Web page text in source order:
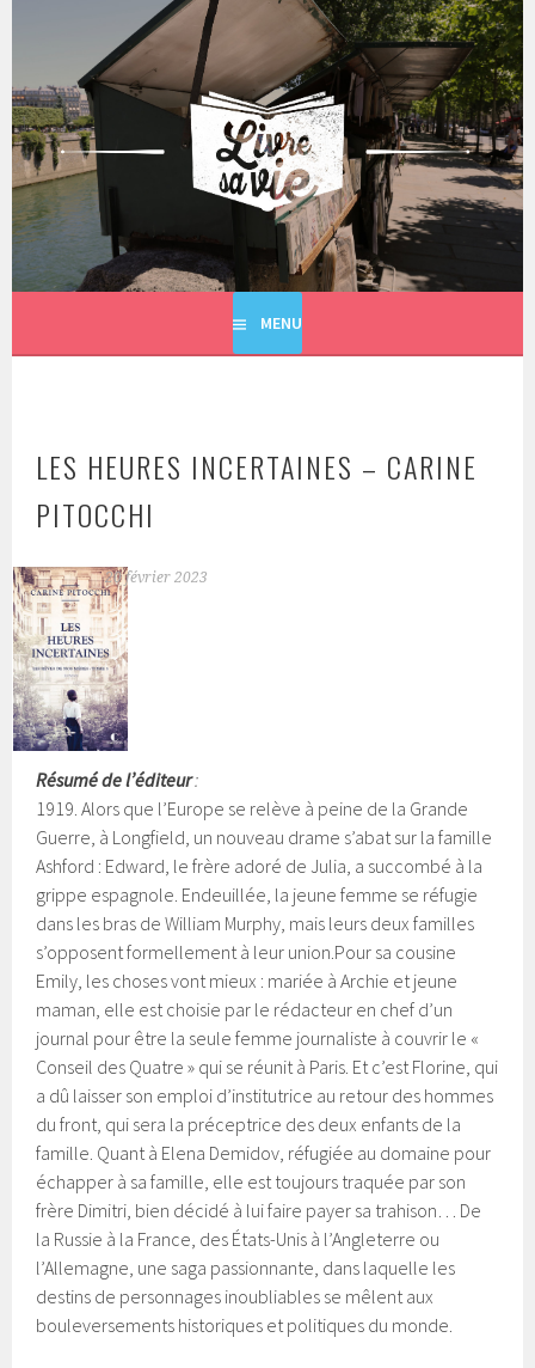
principal
LIVRE SA VIE
MENU
LES HEURES INCERTAINES – CARINE
PITOCCHI
20 février 2023
Résumé de l’éditeur:
1919. Alors que l’Europe se relève à peine de la Grande
Guerre, à Longfield, un nouveau drame s’abat sur la famille
Ashford : Edward, le frère adoré de Julia, a succombé à la
grippe espagnole. Endeuillée, la jeune femme se réfugie
dans les bras de William Murphy, mais leurs deux familles
s’opposent formellement à leur union. Pour sa cousine
Emily, les choses vont mieux : mariée à Archie et jeune
maman, elle est choisie par le rédacteur en chef d’un
journal pour être la seule femme journaliste à couvrir le «
Conseil des Quatre » qui se réunit à Paris. Et c’est Florine, qui
a dû laisser son emploi d’institutrice au retour des hommes
du front, qui sera la préceptrice des deux enfants de la
famille. Quant à Elena Demidov, réfugiée au domaine pour
échapper à sa famille, elle est toujours traquée par son
frère Dimitri, bien décidé à lui faire payer sa trahison… De
la Russie à la France, des États-Unis à l’Angleterre ou
l’Allemagne, une saga passionnante, dans laquelle les
destins de personnages inoubliables se mêlent aux
bouleversements historiques et politiques du monde.